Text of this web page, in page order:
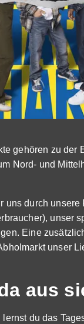
gehören zu der
Nord- und
durch unsere
unser
Eine
unser
aus
du das